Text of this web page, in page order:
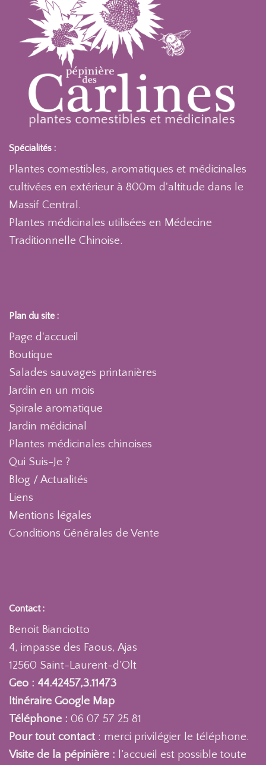
Spécialités :
Plantes comestibles, aromatiques et médicinales
cultivées en extérieur à 800m d'altitude dans le
Massif Central.
Plantes médicinales utilisées en Médecine
Traditionnelle Chinoise.
Plan du site :
Page d'accueil
Boutique
Salades sauvages printanières
Jardin en un mois
Spirale aromatique
Jardin médicinal
Plantes médicinales chinoises
Qui Suis-Je ?
Blog / Actualités
Liens
Mentions légales
Conditions Générales de Vente
Contact :
Benoit Bianciotto
4, impasse des Faous, Ajas
12560 Saint-Laurent-d’Olt
Geo : 44.42457,3.11473
Itinéraire Google Map
Téléphone : 06 07 57 25 81
Pour tout contact : merci privilégier le téléphone.
Visite de la pépinière : l’accueil est possible toute